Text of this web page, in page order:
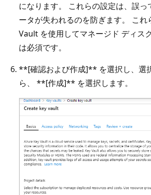
になります。 これらの設定は、誤
ータが失われるのを防ぎます。 これ
Vault を使用してマネージド ディス
は必須です。
**[確認および作成]** を選択し、選
ら、 **[作成]** を選択します。